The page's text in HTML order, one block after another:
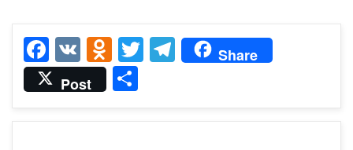
F
a
c
V
K
O
d
n
T T
Share
Post
О